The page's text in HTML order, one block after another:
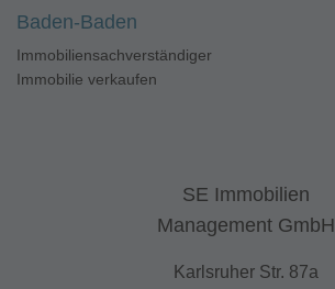
Baden-Baden
Immobiliensachverständiger
Immobilie verkaufen
SE Immobilien
Management GmbH
Karlsruher Str. 87a